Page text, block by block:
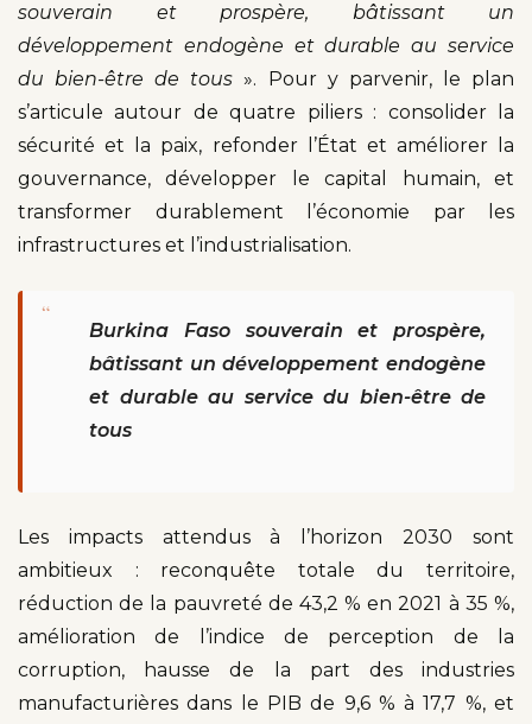
souverain et prospère, bâtissant un
développement endogène et durable au service
du bien-être de tous ». Pour y parvenir, le plan
s’articule autour de quatre piliers : consolider la
sécurité et la paix, refonder l’État et améliorer la
gouvernance, développer le capital humain, et
transformer durablement l’économie par les
infrastructures et l’industrialisation.
“
Burkina Faso souverain et prospère,
bâtissant un développement endogène
et durable au service du bien-être de
tous
Les impacts attendus à l’horizon 2030 sont
ambitieux : reconquête totale du territoire,
réduction de la pauvreté de 43,2 % en 2021 à 35 %,
amélioration de l’indice de perception de la
corruption, hausse de la part des industries
manufacturières dans le PIB de 9,6 % à 17,7 %, et